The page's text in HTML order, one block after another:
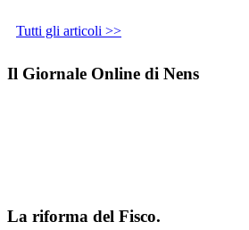
Tutti gli articoli >>
Il Giornale Online di Nens
La riforma del Fisco.